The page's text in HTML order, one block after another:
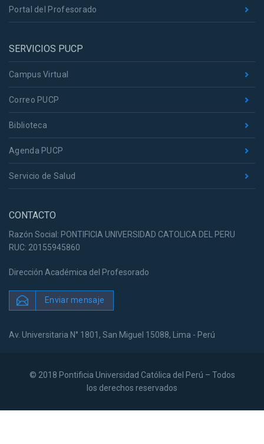
Portal del Profesorado
SERVICIOS PUCP
Campus Virtual
Correo PUCP
Biblioteca
Agenda PUCP
Servicio de Salud
CONTACTO
Razón Social: PONTIFICIA UNIVERSIDAD CATOLICA DEL PERU
RUC: 20155945860
Dirección Académica del Profesorado
Enviar mensaje
Av. Universitaria N° 1801, San Miguel 15088, Lima - Perú
© 2018 Pontificia Universidad Católica del Perú – Todos
los derechos reservados